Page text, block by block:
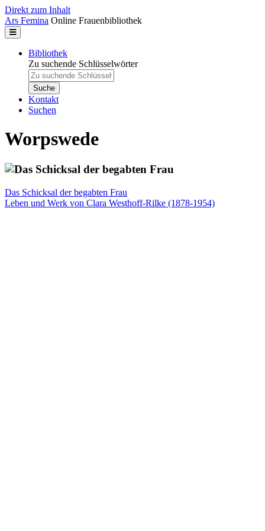
Direkt zum Inhalt
Ars Femina Online Frauenbibliothek
Bibliothek
Zu suchende Schlüsselwörter
Kontakt
Suchen
Worpswede
Das Schicksal der begabten Frau
Leben und Werk von Clara Westhoff-Rilke (1878-1954)